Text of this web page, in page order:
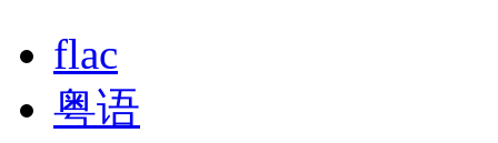
flac
粤语